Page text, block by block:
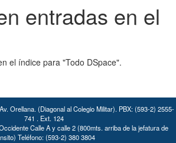
entradas en el
el índice para "Todo DSpace".
Orellana. (Diagonal al Colegio Militar). PBX: (593-2) 2555-
741 . Ext. 124
Calle A y calle 2 (800mts. arriba de la jefatura de
Teléfono: (593-2) 380 3804